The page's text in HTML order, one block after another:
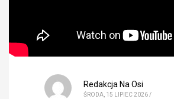
Redakcja Na Osi
ŚRODA, 15 LIPIEC 2026/